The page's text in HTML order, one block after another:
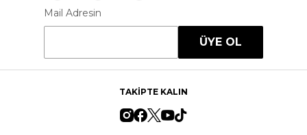
Mail Adresin
ÜYE OL
TAKİPTE KALIN